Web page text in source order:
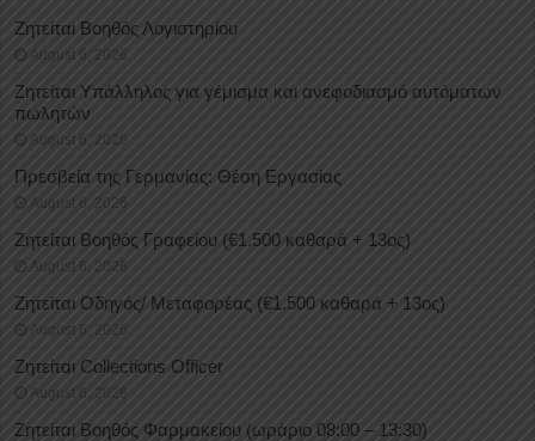
Ζητείται Βοηθός Λογιστηρίου
August 6, 2026
Ζητείται Υπάλληλος για γέμισμα και ανεφοδιασμό αυτόματων
πωλητών
August 6, 2026
Πρεσβεία της Γερμανίας: Θέση Εργασίας
August 6, 2026
Ζητείται Βοηθός Γραφείου (€1.500 καθαρά + 13ος)
August 6, 2026
Ζητείται Οδηγός/ Μεταφορέας (€1.500 καθαρά + 13ος)
August 6, 2026
Ζητείται Collections Officer
August 6, 2026
Ζητείται Βοηθός Φαρμακείου (ωράριο 08:00 – 13:30)